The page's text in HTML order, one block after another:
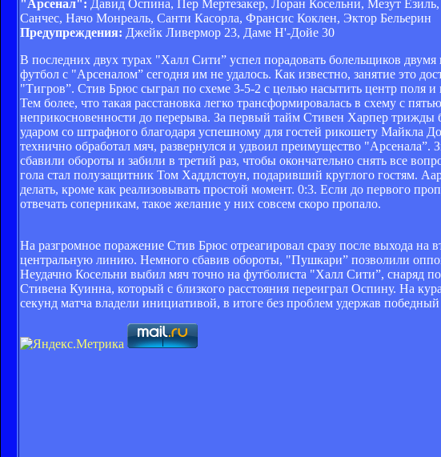
"Арсенал": Давид Оспина, Пер Мертезакер, Лоран Косельни, Мезут
Санчес, Начо Монреаль, Санти Касорла, Франсис Коклен, Эктор Бельерин
Предупреждения: Джейк Ливермор 23, Даме Н'-Дойе 30
В последних двух турах "Халл Сити” успел порадовать болельщиков
футбол с "Арсеналом” сегодня им не удалось. Как известно, занятие это
"Тигров”. Стив Брюс сыграл по схеме 3-5-2 с целью насытить центр поля
Тем более, что такая расстановка легко трансформировалась в схему с
неприкосновенности до перерыва. За первый тайм Стивен Харпер трижды
ударом со штрафного благодаря успешному для гостей рикошету Майкла
технично обработал мяч, развернулся и удвоил преимущество
сбавили обороты и забили в третий раз, чтобы окончательно снять все
гола стал полузащитник Том Хаддлстоун, подаривший круглого гостям.
делать, кроме как реализовывать простой момент. 0:3. Если до первого
отвечать соперникам, такое желание у них совсем скоро пропало.
На разгромное поражение Стив Брюс отреагировал сразу после выхода
центральную линию. Немного сбавив обороты, "Пушкари” позволили
Неудачно Косельни выбил мяч точно на футболиста "Халл Сити”, снаряд
Стивена Куинна, который с близкого расстояния переиграл Оспину. На
секунд матча владели инициативой, в итоге без проблем удержав победный